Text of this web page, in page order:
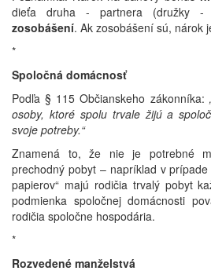
dieťa druha - partnera (družky -
zosobášení. Ak zosobášení sú, nárok
*
Spoločná domácnosť
Podľa § 115 Občianskeho zákonníka:
osoby, ktoré spolu trvale žijú a
svoje potreby.“
Znamená to, že nie je potrebné
prechodný pobyt – napríklad v
papierov“ majú rodičia trvalý pobyt
podmienka spoločnej domácnosti
rodičia spoločne hospodária.
*
Rozvedené manželstvá